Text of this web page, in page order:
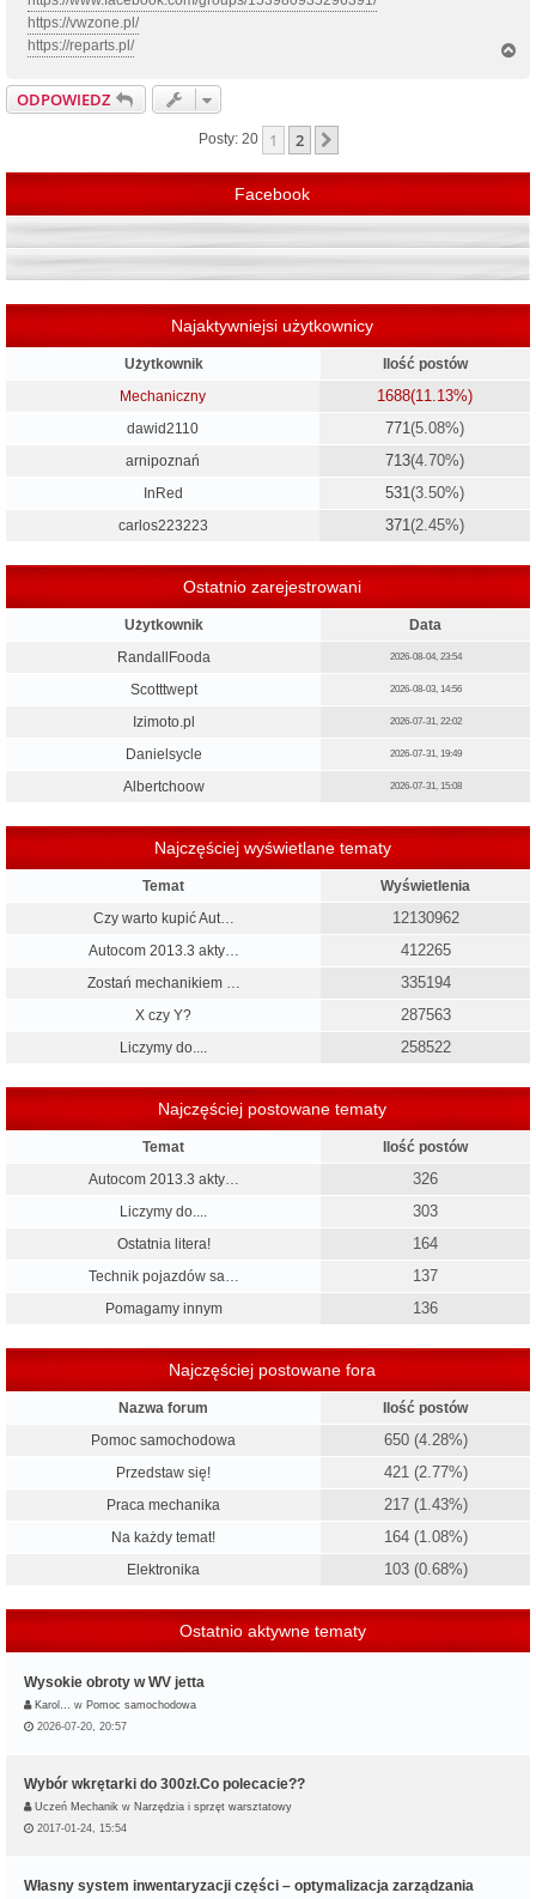
https://vwzone.pl/
https://reparts.pl/
ODPOWIEDZ
Posty: 20 1 2
Facebook
Najaktywniejsi użytkownicy
Użytkownik
Ilość postów
Mechaniczny
1688(11.13%)
dawid2110 771 (5.08%)
arnipoznań 713(4.70%)
InRed 531 (3.50%)
carlos223223 371 (2.45%)
Ostatnio zarejestrowani
Użytkownik
Data
RandallFooda
2026-08-04, 23:54
Scotttwept 2026-08-03, 14:56
Izimoto.pl 2026-07-31, 22:02
Danielsycle 2026-07-31, 19:49
Albertchoow 2026-07-31, 15:08
Najczęściej wyświetlane tematy
Temat
Wyświetlenia
Czy warto kupić Aut…
12130962
Autocom 2013.3 akty… 412265
Zostań mechanikiem … 335194
X czy Y? 287563
Liczymy do.... 258522
Najczęściej postowane tematy
Temat
Ilość postów
Autocom 2013.3 akty…
326
Liczymy do.... 303
Ostatnia litera! 164
Technik pojazdów sa… 137
Pomagamy innym 136
Najczęściej postowane fora
Nazwa forum
Ilość postów
Pomoc samochodowa
650 (4.28%)
Przedstaw się! 421 (2.77%)
Praca mechanika 217 (1.43%)
Na każdy temat! 164 (1.08%)
Elektronika 103 (0.68%)
Ostatnio aktywne tematy
Wysokie obroty w WV jetta
Karol… w Pomoc samochodowa
2026-07-20, 20:57
Wybór wkrętarki do 300zł.Co polecacie??
Uczeń Mechanik w Narzędzia i sprzęt warsztatowy
2017-01-24, 15:54
Własny system inwentaryzacji części – optymalizacja zarządzania